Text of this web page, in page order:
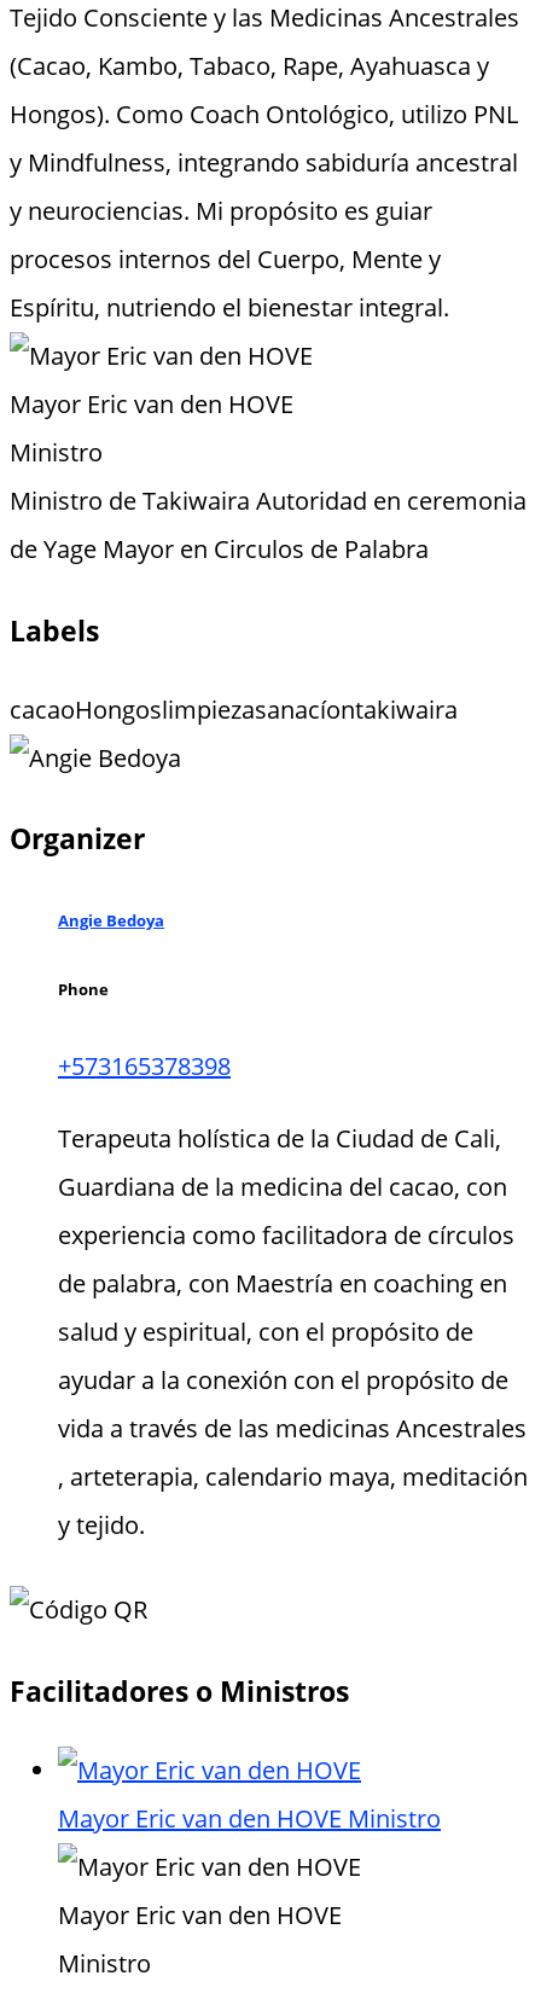
Tejido Consciente y las Medicinas Ancestrales
(Cacao, Kambo, Tabaco, Rape, Ayahuasca y
Hongos). Como Coach Ontológico, utilizo PNL
y Mindfulness, integrando sabiduría ancestral
y neurociencias. Mi propósito es guiar
procesos internos del Cuerpo, Mente y
Espíritu, nutriendo el bienestar integral.
Mayor Eric van den HOVE
Ministro
Ministro de Takiwaira Autoridad en ceremonia
de Yage Mayor en Circulos de Palabra
Labels
cacaoHongoslimpiezasanacíontakiwaira
Organizer
Angie Bedoya
Phone
+573165378398
Terapeuta holística de la Ciudad de Cali,
Guardiana de la medicina del cacao, con
experiencia como facilitadora de círculos
de palabra, con Maestría en coaching en
salud y espiritual, con el propósito de
ayudar a la conexión con el propósito de
vida a través de las medicinas Ancestrales
, arteterapia, calendario maya, meditación
y tejido.
Facilitadores o Ministros
Mayor Eric van den HOVE Ministro
Mayor Eric van den HOVE
Ministro